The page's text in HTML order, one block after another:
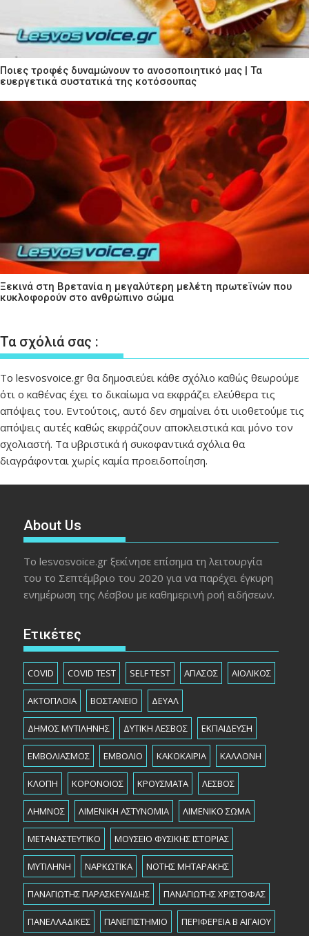
Ποιες τροφές δυναμώνουν το ανοσοποιητικό μας | Τα
ευεργετικά συστατικά της κοτόσουπας
Ξεκινά στη Βρετανία η μεγαλύτερη μελέτη πρωτεϊνών που
κυκλοφορούν στο ανθρώπινο σώμα
Τα σχόλιά σας :
Το lesvosvoice.gr θα δημοσιεύει κάθε σχόλιο καθώς θεωρούμε
ότι ο καθένας έχει το δικαίωμα να εκφράζει ελεύθερα τις
απόψεις του. Εντούτοις, αυτό δεν σημαίνει ότι υιοθετούμε τις
απόψεις αυτές καθώς εκφράζουν αποκλειστικά και μόνο τον
σχολιαστή. Τα υβριστικά ή συκοφαντικά σχόλια θα
διαγράφονται χωρίς καμία προειδοποίηση.
About Us
Το lesvosvoice.gr ξεκίνησε επίσημα τη λειτουργία
του το Σεπτέμβριο του 2020 για να παρέχει έγκυρη
ενημέρωση της Λέσβου με καθημερινή ροή ειδήσεων.
Ετικέτες
COVID COVID TEST SELF TEST ΑΓΙΑΣΟΣ ΑΙΟΛΙΚΟΣ
ΑΚΤΟΠΛΟΙΑ ΒΟΣΤΑΝΕΙΟ ΔΕΥΑΛ
ΔΗΜΟΣ ΜΥΤΙΛΗΝΗΣ ΔΥΤΙΚΗ ΛΕΣΒΟΣ ΕΚΠΑΙΔΕΥΣΗ
ΕΜΒΟΛΙΑΣΜΟΣ ΕΜΒΟΛΙΟ ΚΑΚΟΚΑΙΡΙΑ ΚΑΛΛΟΝΗ
ΚΛΟΠΗ ΚΟΡΟΝΟΙΟΣ ΚΡΟΥΣΜΑΤΑ ΛΕΣΒΟΣ
ΛΗΜΝΟΣ ΛΙΜΕΝΙΚΗ ΑΣΤΥΝΟΜΙΑ ΛΙΜΕΝΙΚΟ ΣΩΜΑ
ΜΕΤΑΝΑΣΤΕΥΤΙΚΟ ΜΟΥΣΕΙΟ ΦΥΣΙΚΗΣ ΙΣΤΟΡΙΑΣ
ΜΥΤΙΛΗΝΗ ΝΑΡΚΩΤΙΚΑ ΝΟΤΗΣ ΜΗΤΑΡΑΚΗΣ
ΠΑΝΑΓΙΩΤΗΣ ΠΑΡΑΣΚΕΥΑΙΔΗΣ ΠΑΝΑΓΙΩΤΗΣ ΧΡΙΣΤΟΦΑΣ
ΠΑΝΕΛΛΑΔΙΚΕΣ ΠΑΝΕΠΙΣΤΗΜΙΟ ΠΕΡΙΦΕΡΕΙΑ Β ΑΙΓΑΙΟΥ